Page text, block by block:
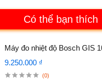
Có thể bạn thích
Máy đo nhiệt độ Bosch GIS
9.250.000 ₫
(0)